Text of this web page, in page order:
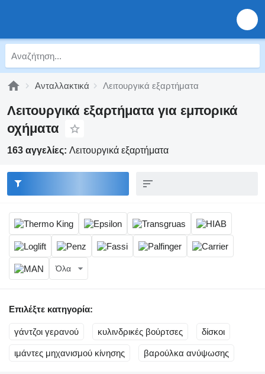
Ανταλλακτικά Λειτουργικά εξαρτήματα
Λειτουργικά εξαρτήματα για εμπορικά
οχήματα
163 αγγελίες: Λειτουργικά εξαρτήματα
Όλα
Επιλέξτε κατηγορία:
γάντζοι γερανού κυλινδρικές βούρτσες δίσκοι
ιμάντες μηχανισμού κίνησης βαρούλκα ανύψωσης